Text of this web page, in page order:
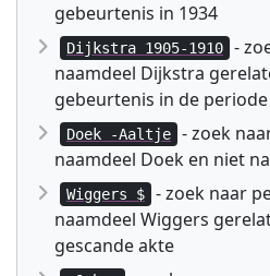
gebeurtenis in 1934
Dijkstra 1905-1910
-
naamdeel Dijkstra
gebeurtenis in de periode
Doek -Aaltje
- zoek
naamdeel Doek en niet
Wiggers $
- zoek naar
naamdeel Wiggers
gescande akte